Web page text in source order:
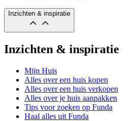
Inzichten & inspiratie
Inzichten & inspiratie
Mijn Huis
Alles over een huis kopen
Alles over een huis verkopen
Alles over je huis aanpakken
Tips voor zoeken op Funda
Haal alles uit Funda